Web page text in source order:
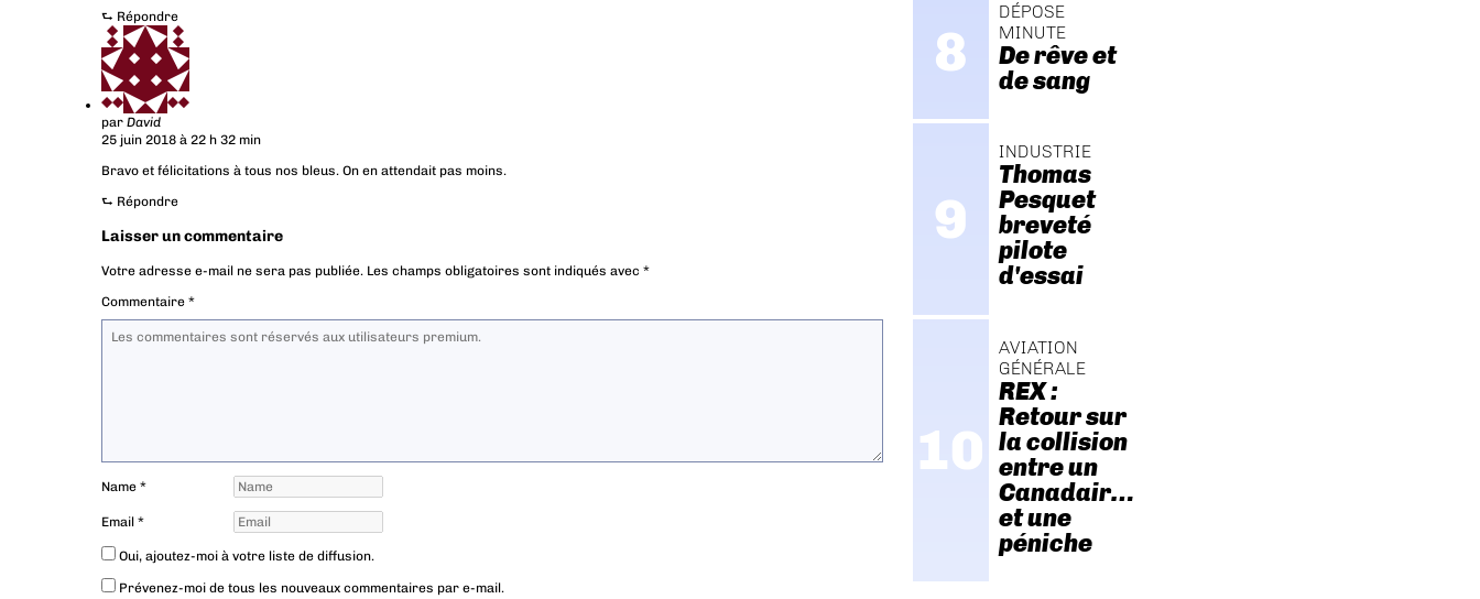
⮑ Répondre
par David
25 juin 2018 à 22 h 32 min
Bravo et félicitations à tous nos bleus. On en attendait pas moins.
⮑ Répondre
Laisser un commentaire
Votre adresse e-mail ne sera pas publiée. Les champs obligatoires sont indiqués avec *
Commentaire *
Name *
Email *
Oui, ajoutez-moi à votre liste de diffusion.
Prévenez-moi de tous les nouveaux commentaires par e-mail.
DÉPOSE
MINUTE
De rêve et
de sang
INDUSTRIE
Thomas
Pesquet
breveté
pilote
d'essai
AVIATION
GÉNÉRALE
REX :
Retour sur
la collision
entre un
Canadair…
et une
péniche